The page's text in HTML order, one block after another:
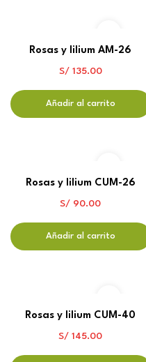
Rosas y lilium AM-26
S/135.00
Añadir al carrito
Rosas y lilium CUM-26
S/ 90.00
Añadir al carrito
Rosas y lilium CUM-40
S/ 145.00